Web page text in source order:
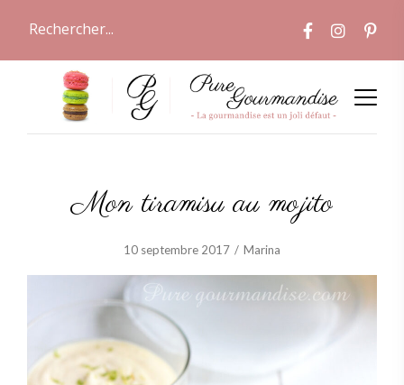
Mon tiramisu au mojito
10 septembre 2017 Marina